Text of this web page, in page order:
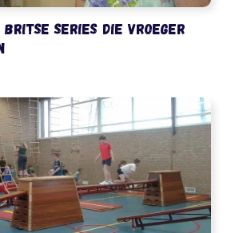
Britse series die vroeger